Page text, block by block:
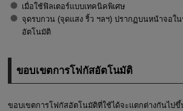
เมื่อใช้ฟิลเตอร์แบบเทคนิคพิเศษ
จุดรบกวน (จุดแสง ริ้ว ฯลฯ) ปรากฏบนหน้าจอใน
อัตโนมัติ
ขอบเขตการโฟกัสอัตโนมัติ
ขอบเขตการโฟกัสอัตโนมัติที่ใช้ได้จะแตกต่างกันไป